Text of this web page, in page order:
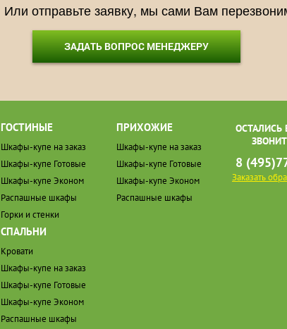
Или отправьте заявку, мы сами Вам
ЗАДАТЬ ВОПРОС МЕНЕДЖЕРУ
ГОСТИНЫЕ
Шкафы-купе на заказ
Шкафы-купе Готовые
Шкафы-купе Эконом
Распашные шкафы
Горки и стенки
СПАЛЬНИ
Кровати
Шкафы-купе на заказ
Шкафы-купе Готовые
Шкафы-купе Эконом
Распашные шкафы
ПРИХОЖИЕ
Шкафы-купе на заказ
Шкафы-купе Готовые
Шкафы-купе Эконом
Распашные шкафы
ОСТАЛИСЬ
8
Заказать